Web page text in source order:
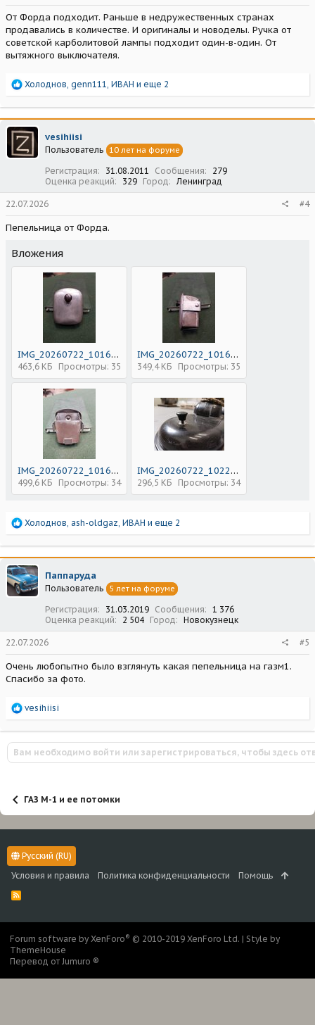
От Форда подходит. Раньше в недружественных странах
продавались в количестве. И оригиналы и новоделы. Ручка от
советской карболитовой лампы подходит один-в-один. От
вытяжного выключателя.
Р
а
к
ц
и
и
Холоднов, genn111, ИВАН и еще 2
vesihiisi
Пользователь 10 лет на форуме
Регистрация 31.08.2011 Сообщения
279
Оценка реакций
329 Город Ленинград
22.07.2026 #4
Пепельница от Форда.
Вложения
IMG_20260722_101614.jpg
463,6 КБ Просмотры: 35
IMG_20260722_101628.jpg
349,4 КБ Просмотры: 35
IMG_20260722_101637.jpg
499,6 КБ Просмотры: 34
IMG_20260722_102253.jpg
296,5 КБ Просмотры: 34
Р
а
к
ц
и
и
Холоднов, ash-oldgaz, ИВАН и еще 2
Паппаруда
Пользователь 5 лет на форуме
Регистрация 31.03.2019 Сообщения
1 376
Оценка реакций
2 504 Город Новокузнецк
22.07.2026 #5
Очень любопытно было взглянуть какая пепельница на газм1.
Спасибо за фото.
Р
а
к
ц
и
vesihiisi
Вам необходимо войти или зарегистрироваться, чтобы здесь
ГАЗ М-1 и ее потомки
Русский (RU)
Условия и правила
Политика конфиденциальности Помощь
R
Forum software by XenForo® © 2010-2019 XenForo Ltd. | Style by
ThemeHouse
Перевод от Jumuro ®